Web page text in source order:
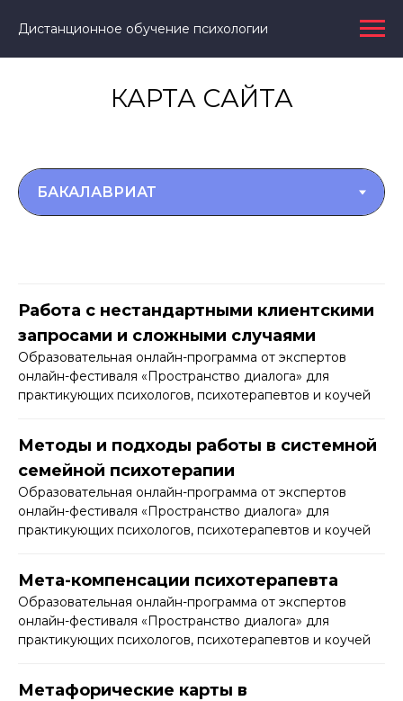
Дистанционное обучение психологии
КАРТА САЙТА
Работа с нестандартными клиентскими
запросами и сложными случаями
Образовательная онлайн-программа от экспертов
онлайн-фестиваля «Пространство диалога» для
практикующих психологов, психотерапевтов и коучей
Методы и подходы работы в системной
семейной психотерапии
Образовательная онлайн-программа от экспертов
онлайн-фестиваля «Пространство диалога» для
практикующих психологов, психотерапевтов и коучей
Мета-компенсации психотерапевта
Образовательная онлайн-программа от экспертов
онлайн-фестиваля «Пространство диалога» для
практикующих психологов, психотерапевтов и коучей
Метафорические карты в